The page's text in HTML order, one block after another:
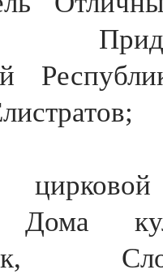
цирковой
Дома